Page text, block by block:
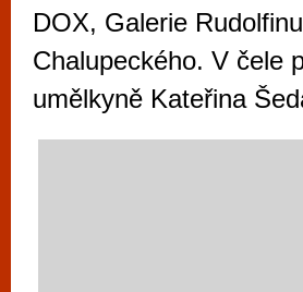
DOX, Galerie
Chalupeckého. V čele
umělkyně Kateřina